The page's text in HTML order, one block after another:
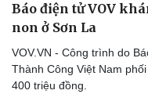
Báo điện tử VOV
non ở Sơn La
VOV.VN - Công trình do
Thành Công Việt Nam
400 triệu đồng.